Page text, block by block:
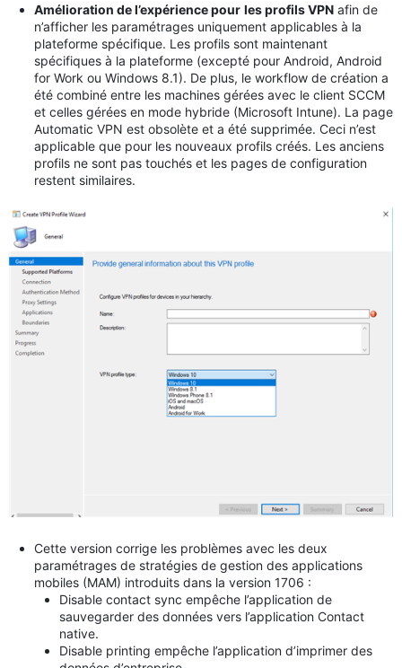
Amélioration de l’expérience pour les profils VPN afin de
n’afficher les paramétrages uniquement applicables à la
plateforme spécifique. Les profils sont maintenant
spécifiques à la plateforme (excepté pour Android, Android
for Work ou Windows 8.1). De plus, le workflow de création a
été combiné entre les machines gérées avec le client SCCM
et celles gérées en mode hybride (Microsoft Intune). La page
Automatic VPN est obsolète et a été supprimée. Ceci n’est
applicable que pour les nouveaux profils créés. Les anciens
profils ne sont pas touchés et les pages de configuration
restent similaires.
Cette version corrige les problèmes avec les deux
paramétrages de stratégies de gestion des applications
mobiles (MAM) introduits dans la version 1706 :
Disable contact sync empêche l’application de
sauvegarder des données vers l’application Contact
native.
Disable printing empêche l’application d’imprimer des